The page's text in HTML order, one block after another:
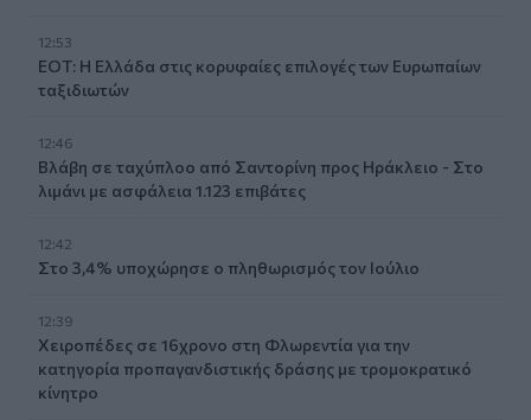
12:53
ΕΟΤ: Η Ελλάδα στις κορυφαίες επιλογές των Ευρωπαίων
ταξιδιωτών
12:46
Βλάβη σε ταχύπλοο από Σαντορίνη προς Ηράκλειο - Στο
λιμάνι με ασφάλεια 1.123 επιβάτες
12:42
Στο 3,4% υποχώρησε ο πληθωρισμός τον Ιούλιο
12:39
Xειροπέδες σε 16χρονο στη Φλωρεντία για την
κατηγορία προπαγανδιστικής δράσης με τρομοκρατικό
κίνητρο